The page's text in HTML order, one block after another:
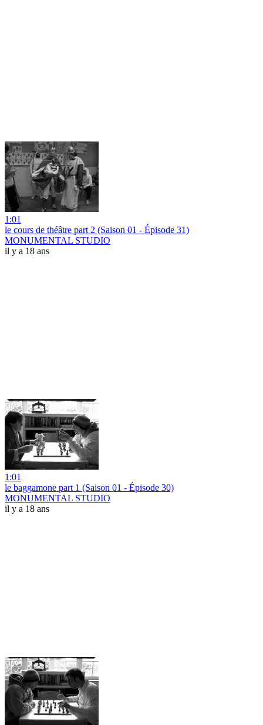
1:01
le cours de théâtre part 2 (Saison 01 - Épisode 31)
MONUMENTAL STUDIO
il y a 18 ans
1:01
le baggamone part 1 (Saison 01 - Épisode 30)
MONUMENTAL STUDIO
il y a 18 ans